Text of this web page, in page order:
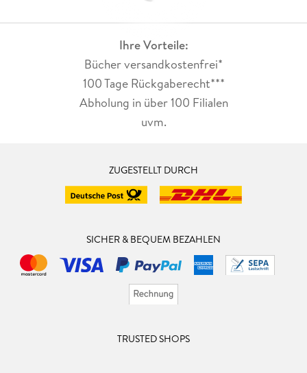
Ihre Vorteile:
Bücher versandkostenfrei*
100 Tage Rückgaberecht***
Abholung in über 100 Filialen
uvm.
ZUGESTELLT DURCH
SICHER & BEQUEM BEZAHLEN
TRUSTED SHOPS